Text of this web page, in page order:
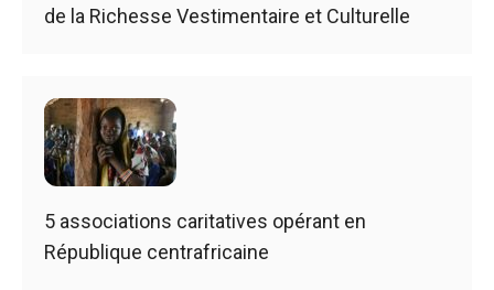
de la Richesse Vestimentaire et Culturelle
5 associations caritatives opérant en
République centrafricaine